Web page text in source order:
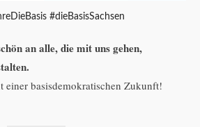
#dieBasisSachsen
an alle, die mit uns gehen,
einer basisdemokratischen Zukunft!